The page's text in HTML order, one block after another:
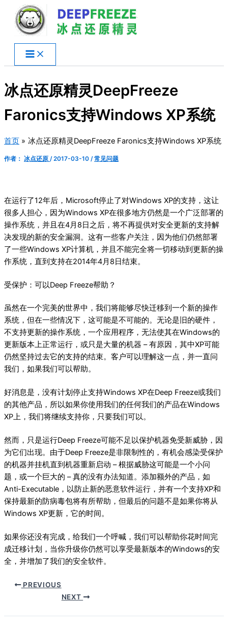
冰点还原精灵DeepFreeze
Faronics支持Windows XP系统
首页 冰点还原精灵DeepFreeze Faronics支持Windows XP系统
作者： 冰点还原 /2017-03-10 /常见问题
在运行了12年后，Microsoft停止了对Windows XP的支持，这让
很多人担心，因为Windows XP在很多地方仍然是一个广泛部署的
操作系统，并且在4月8日之后，将不再提供对安全更新的支持解
决发现的新的安全漏洞。这有一些客户关注，因为他们仍然部署
了一些Windows XP计算机，并且不能完全将一切移动到更新的操
作系统，直到支持在2014年4月8日结束。
受保护：可以Deep Freeze帮助？
虽然在一个完美的世界中，我们将能够尽快迁移到一个新的操作
系统，但在一些情况下，这可能是不可能的。无论是旧的硬件，
不支持更新的操作系统，一个应用程序，无法使其在Windows的
更新版本上正常运行，或只是大量的机器 – 有原因，其中XP可能
仍然坚持过去它的支持的结束。客户可以理解这一点，并一直问
我们，如果我们可以帮助。
好消息是，没有计划停止支持Windows XP在Deep Freeze或我们
的其他产品，所以如果你使用我们的任何我们的产品在Windows
XP上，我们将继续支持你，只要我们可以。
然而，只是运行Deep Freeze可能不足以保护机器免受新威胁，因
为它们出现。由于Deep Freeze是非限制性的，有机会感染受保护
的机器并挂机直到机器重新启动 – 根据威胁这可能是一个小问
题，或一个巨大的 – 真的没有办法知道。添加额外的产品，如
Anti-Executable，以防止新的恶意软件运行，并有一个支持XP和
保持最新的防病毒包将有所帮助，但最后的问题不是如果你将从
Windows XP更新，它的时间。
如果你还没有完成，给我们一个呼喊，我们可以帮助你花时间完
成迁移计划，当你升级你仍然可以享受最新版本的Windows的安
全，并增加了我们的安全软件。
PREVIOUS
NEXT